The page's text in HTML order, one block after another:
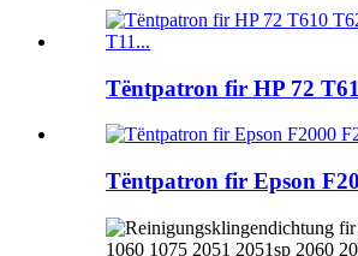
Tëntpatron fir HP 72
Tëntpatron fir Epson